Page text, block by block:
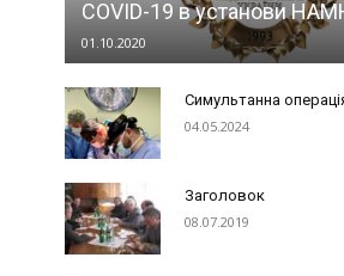
COVID-19 в установи
01.10.2020
Симультанна
04.05.2024
Заголовок
08.07.2019